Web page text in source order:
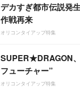
デカすぎ都市伝説発
作戦再来
オリコンタイアップ特集
SUPER★DRAGON
フューチャー”
オリコンタイアップ特集